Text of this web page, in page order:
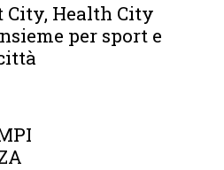
City, Health City
per sport e